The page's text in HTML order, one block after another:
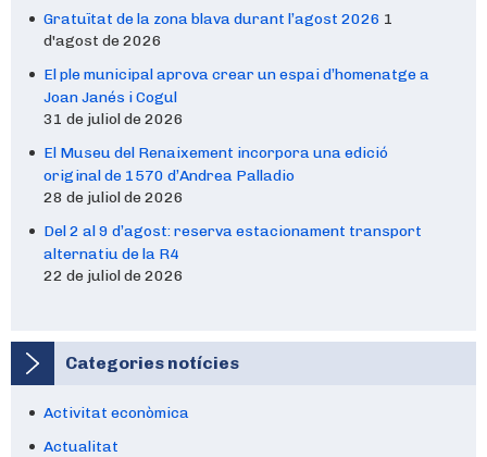
Gratuïtat de la zona blava durant l’agost 2026 1
d'agost de 2026
El ple municipal aprova crear un espai d’homenatge a
Joan Janés i Cogul
31 de juliol de 2026
El Museu del Renaixement incorpora una edició
original de 1570 d’Andrea Palladio
28 de juliol de 2026
Del 2 al 9 d’agost: reserva estacionament transport
alternatiu de la R4
22 de juliol de 2026
Categories notícies
Activitat econòmica
Actualitat